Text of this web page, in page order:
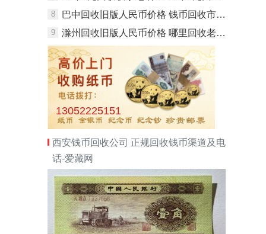
8 巴中回收旧版人民币价格 钱币回收市场在哪里
9 滁州回收旧版人民币价格 哪里回收老钱币电话
13052225151
西安钱币回收公司 正规回收钱币渠道及电
话-爱藏网